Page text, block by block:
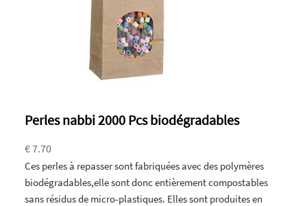
Perles nabbi 2000 Pcs biodégradables
€ 7.70
Ces perles à repasser sont fabriquées avec des polymères
biodégradables,elle sont donc entièrement compostables
sans résidus de micro-plastiques. Elles sont produites en